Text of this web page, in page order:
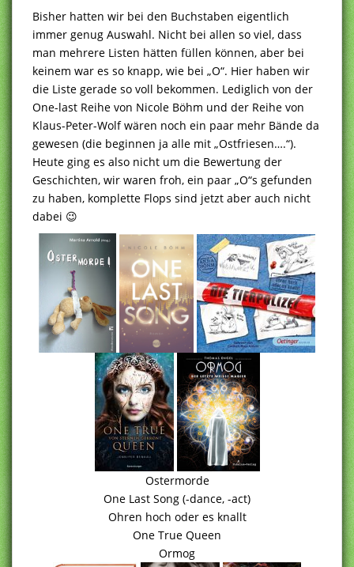
Bisher hatten wir bei den Buchstaben eigentlich
immer genug Auswahl. Nicht bei allen so viel, dass
man mehrere Listen hätten füllen können, aber bei
keinem war es so knapp, wie bei „O“. Hier haben wir
die Liste gerade so voll bekommen. Lediglich von der
One-last Reihe von Nicole Böhm und der Reihe von
Klaus-Peter-Wolf wären noch ein paar mehr Bände da
gewesen (die beginnen ja alle mit „Ostfriesen….“).
Heute ging es also nicht um die Bewertung der
Geschichten, wir waren froh, ein paar „O“s gefunden
zu haben, komplette Flops sind jetzt aber auch nicht
dabei 😉
Ostermorde
One Last Song (-dance, -act)
Ohren hoch oder es knallt
One True Queen
Ormog